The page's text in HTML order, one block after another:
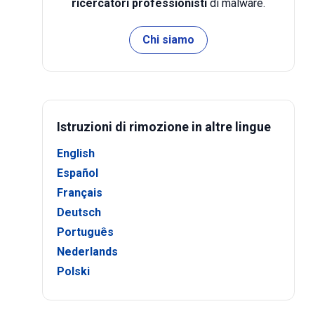
ricercatori professionisti di malware.
Chi siamo
Istruzioni di rimozione in altre lingue
English
Español
Français
Deutsch
Português
Nederlands
Polski